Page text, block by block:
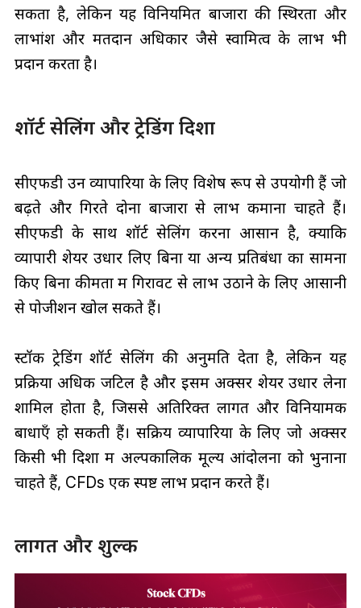
सकता है, लेकिन यह विनियमित बाजारों की स्थिरता और
लाभांश और मतदान अधिकार जैसे स्वामित्व के लाभ भी
प्रदान करता है।
शॉर्ट सेलिंग और ट्रेडिंग दिशा
सीएफडी उन व्यापारियों के लिए विशेष रूप से उपयोगी हैं जो
बढ़ते और गिरते दोनों बाजारों से लाभ कमाना चाहते हैं।
सीएफडी के साथ शॉर्ट सेलिंग करना आसान है, क्योंकि
व्यापारी शेयर उधार लिए बिना या अन्य प्रतिबंधों का सामना
किए बिना कीमतों में गिरावट से लाभ उठाने के लिए आसानी
से पोजीशन खोल सकते हैं।
स्टॉक ट्रेडिंग शॉर्ट सेलिंग की अनुमति देता है, लेकिन यह
प्रक्रिया अधिक जटिल है और इसमें अक्सर शेयर उधार लेना
शामिल होता है, जिससे अतिरिक्त लागत और विनियामक
बाधाएँ हो सकती हैं। सक्रिय व्यापारियों के लिए जो अक्सर
किसी भी दिशा में अल्पकालिक मूल्य आंदोलनों को भुनाना
चाहते हैं, CFDs एक स्पष्ट लाभ प्रदान करते हैं।
लागत और शुल्क